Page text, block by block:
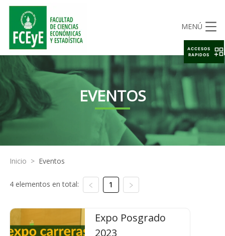
MENÚ
EVENTOS
Inicio > Eventos
4 elementos en total: 1
Expo Posgrado
2023
ACCESOS
RAPIDOS